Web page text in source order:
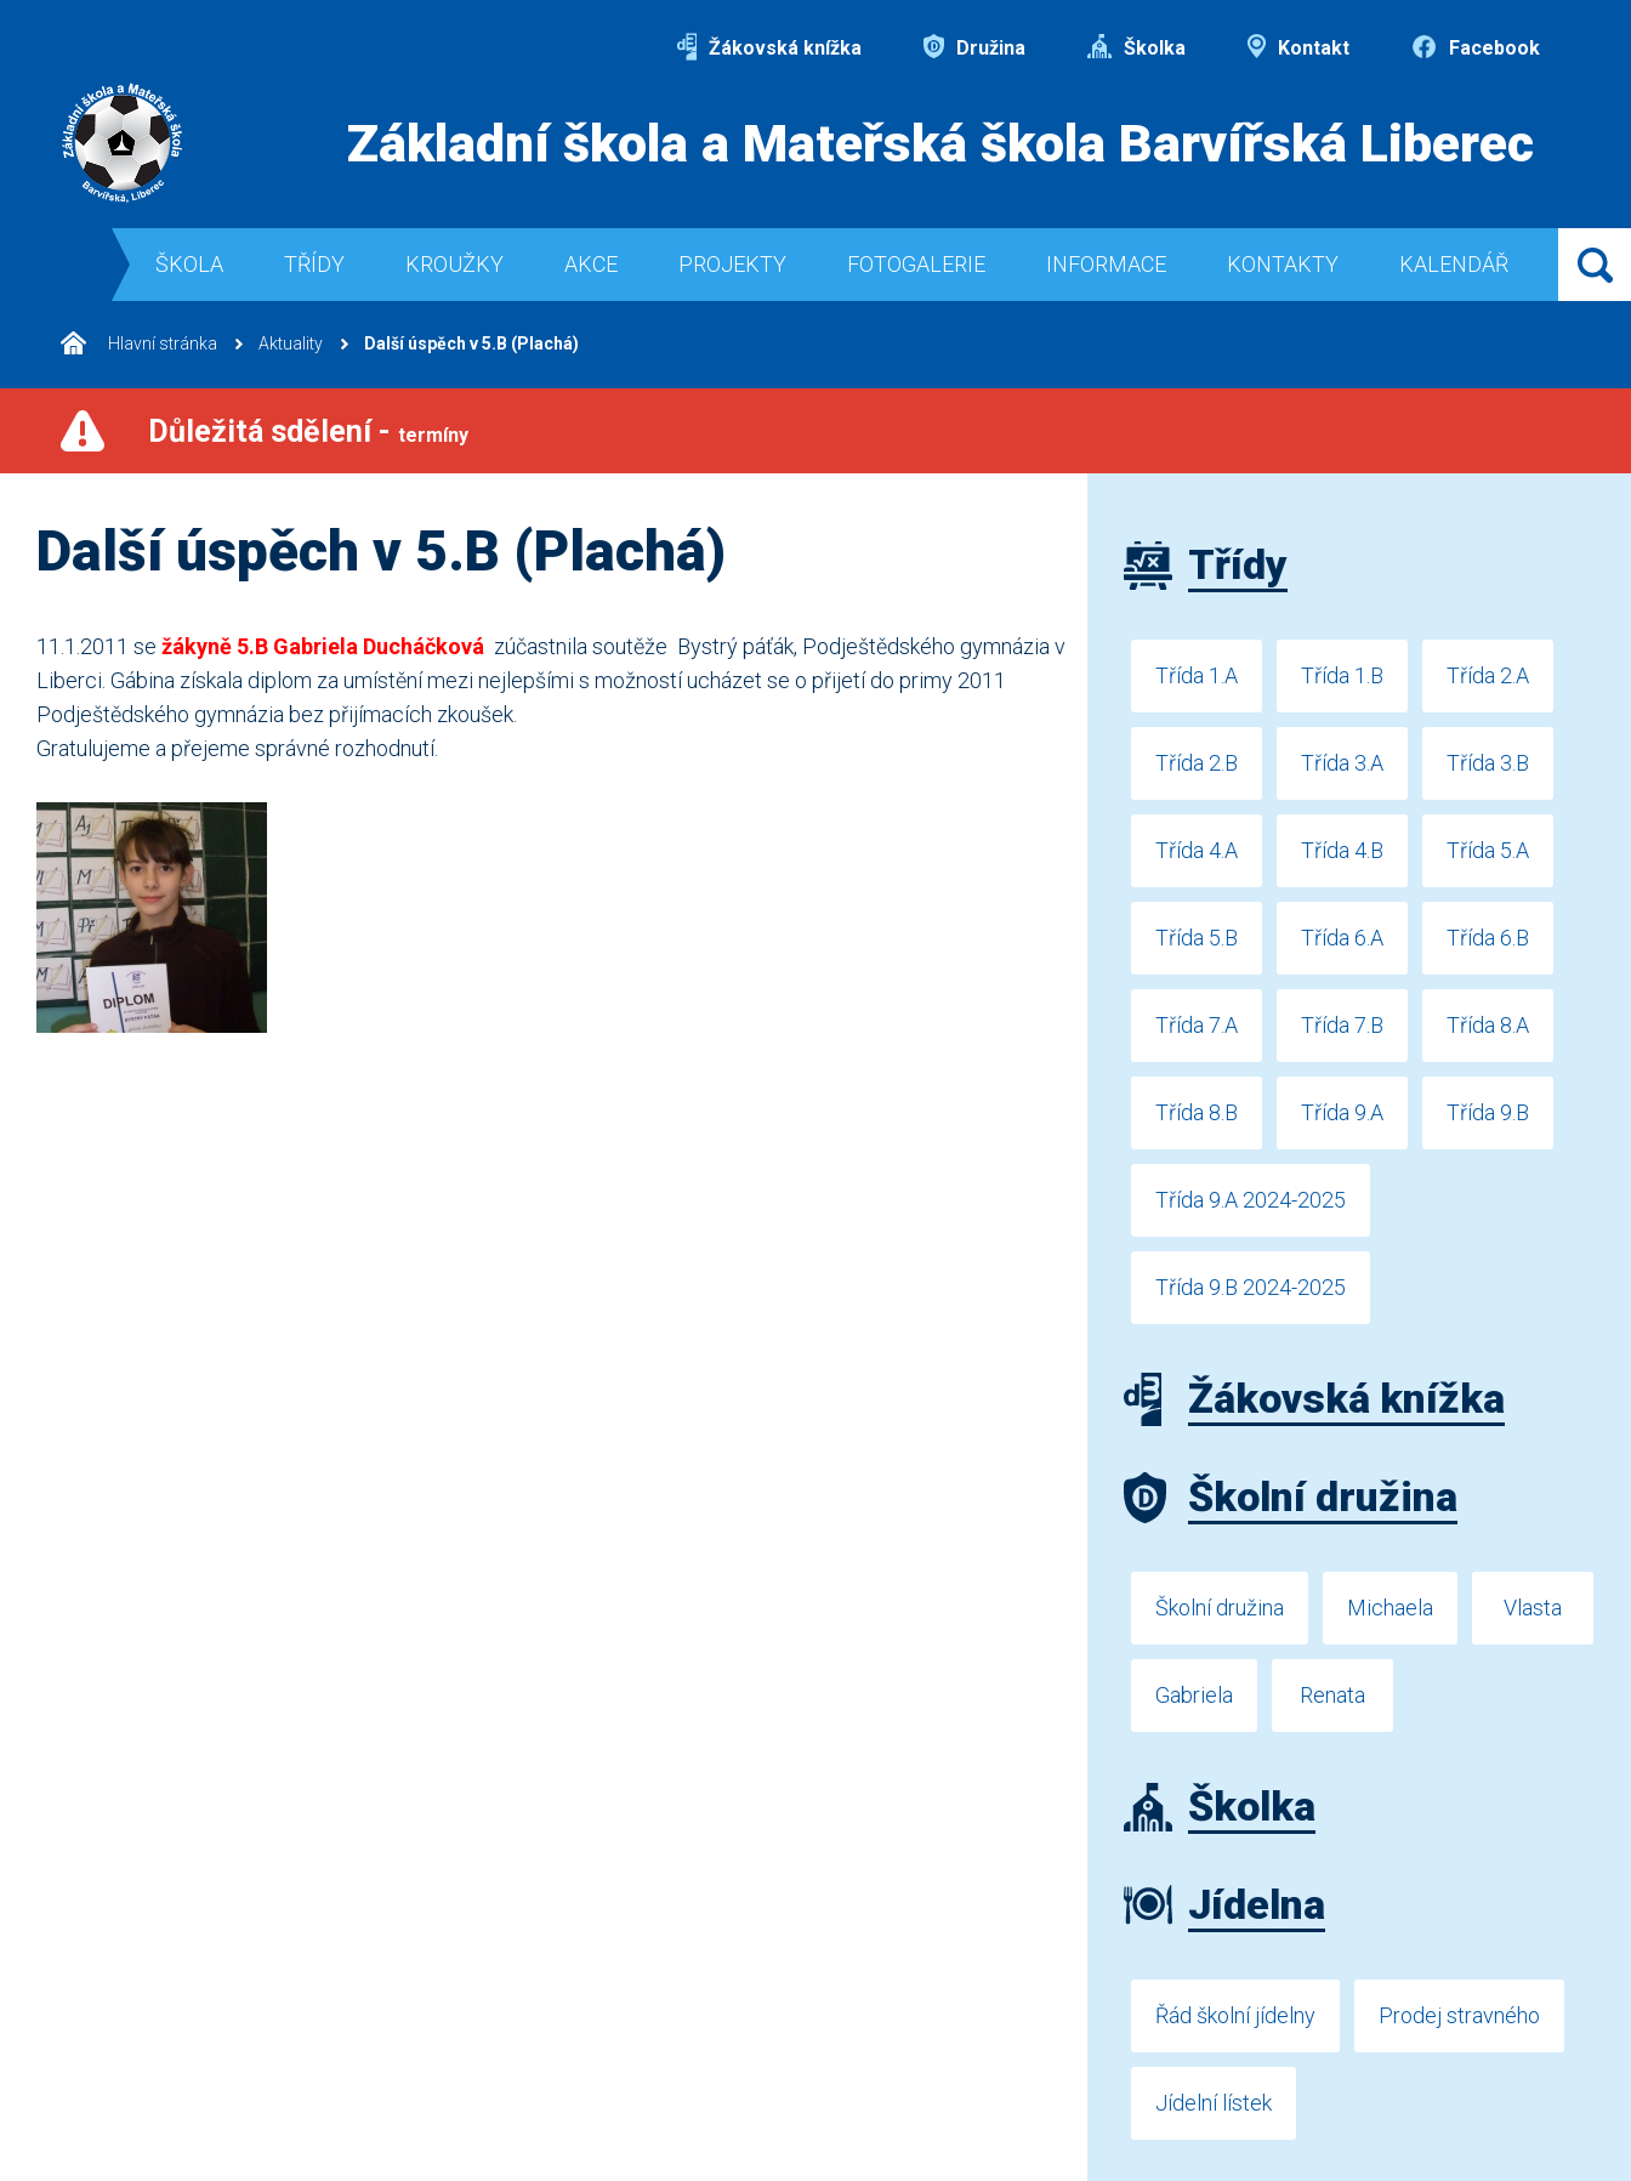
Žákovská knížka Družina Školka Kontakt Facebook
Základní škola a Mateřská škola Barvířská Liberec
ŠKOLA TŘÍDY KROUŽKY AKCE PROJEKTY FOTOGALERIE INFORMACE KONTAKTY KALENDÁŘ
Hlavní stránka Aktuality Další úspěch v 5.B (Plachá)
Důležitá sdělení - termíny
Další úspěch v 5.B (Plachá)
11.1.2011 se žákyně 5.B Gabriela Ducháčková zúčastnila soutěže Bystrý páťák, Podještědského gymnázia v
Liberci. Gábina získala diplom za umístění mezi nejlepšími s možností ucházet se o přijetí do primy 2011
Podještědského gymnázia bez přijímacích zkoušek.
Gratulujeme a přejeme správné rozhodnutí.
Třídy
Třída 1.A Třída 1.B Třída 2.A
Třída 2.B Třída 3.A Třída 3.B
Třída 4.A Třída 4.B Třída 5.A
Třída 5.B Třída 6.A Třída 6.B
Třída 7.A Třída 7.B Třída 8.A
Třída 8.B Třída 9.A Třída 9.B
Třída 9.A 2024-2025
Třída 9.B 2024-2025
Žákovská knížka
Školní družina
Školní družina Michaela Vlasta
Gabriela Renata
Školka
Jídelna
Řád školní jídelny Prodej stravného
Jídelní lístek